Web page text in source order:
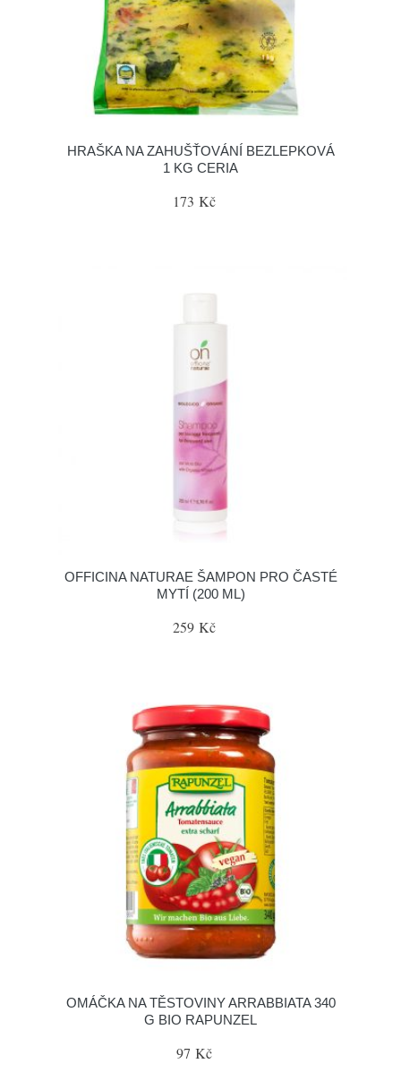
HRAŠKA NA ZAHUŠŤOVÁNÍ BEZLEPKOVÁ
1 KG CERIA
173 Kč
OFFICINA NATURAE ŠAMPON PRO ČASTÉ
MYTÍ (200 ML)
259 Kč
OMÁČKA NA TĚSTOVINY ARRABBIATA 340
G BIO RAPUNZEL
97 Kč